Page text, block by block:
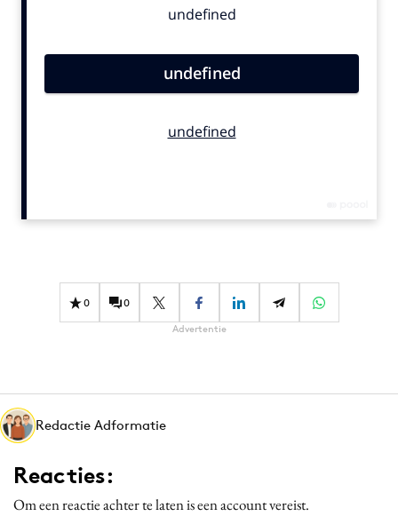
Contentmarketing
Effectiviteit
Gedragsverandering
Martech
Media
Merkstrategie
PR
Programmatic
0 0
Advertentie
Redactie Adformatie
Reacties:
Om een reactie achter te laten is een account vereist.